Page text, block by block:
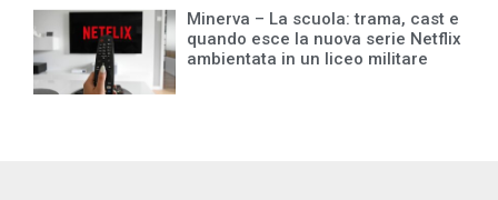
Minerva – La scuola: trama, cast e
quando esce la nuova serie Netflix
ambientata in un liceo militare